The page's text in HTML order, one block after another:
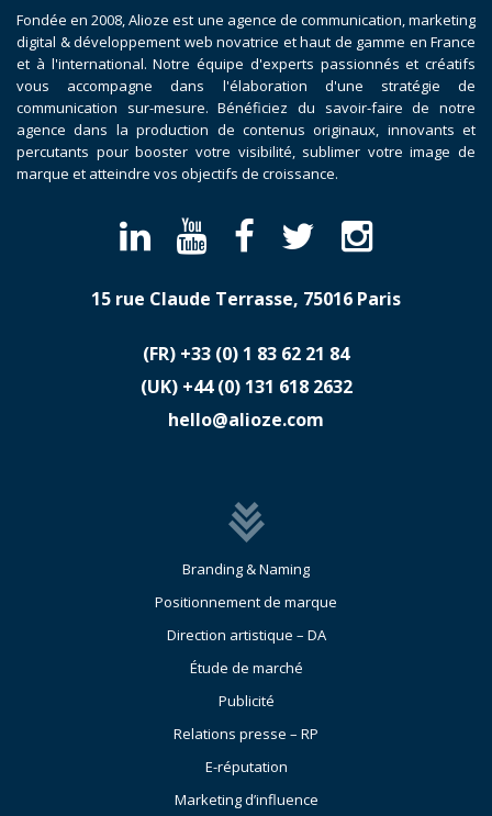
Fondée en 2008, Alioze est une agence de communication, marketing
digital & développement web novatrice et haut de gamme en France
et à l'international. Notre équipe d'experts passionnés et créatifs
vous accompagne dans l'élaboration d'une stratégie de
communication sur-mesure. Bénéficiez du savoir-faire de notre
agence dans la production de contenus originaux, innovants et
percutants pour booster votre visibilité, sublimer votre image de
marque et atteindre vos objectifs de croissance.
15 rue Claude Terrasse, 75016 Paris
(FR) ​+33 (0) 1 83 62 21 84
(UK) ​+44 (0) 131 618 2632
hello@alioze.com
Branding & Naming
Positionnement de marque
Direction artistique – DA
Étude de marché
Publicité
Relations presse – RP
E-réputation
Marketing d’influence